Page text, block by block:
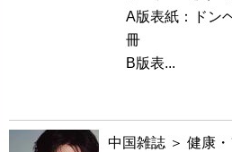
A版表紙：ドン
冊
B版表...
中国雑誌 ＞ 健康